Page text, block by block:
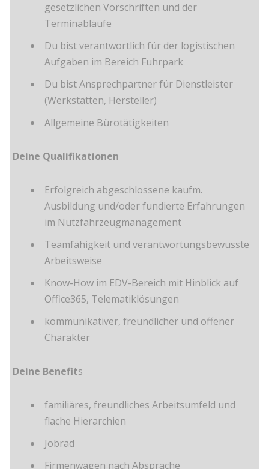
gesetzlichen Vorschriften und der
Terminabläufe
Du bist verantwortlich für der logistischen
Aufgaben im Bereich Fuhrpark
Du bist Ansprechpartner für Dienstleister
(Werkstätten, Hersteller)
Allgemeine Bürotätigkeiten
Deine Qualifikationen
Erfolgreich abgeschlossene kaufm.
Ausbildung und/oder fundierte Erfahrungen
im Nutzfahrzeugmanagement
Teamfähigkeit und verantwortungsbewusste
Arbeitsweise
Know-How im EDV-Bereich mit Hinblick auf
Office365, Telematiklösungen
kommunikativer, freundlicher und offener
Charakter
Deine Benefits
familiäres, freundliches Arbeitsumfeld und
flache Hierarchien
Jobrad
Firmenwagen nach Absprache